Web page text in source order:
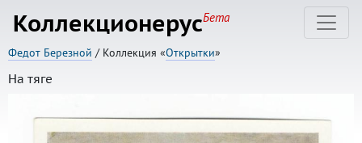
КоллекционерусБета
Федот Березной / Коллекция «Открытки»
На тяге